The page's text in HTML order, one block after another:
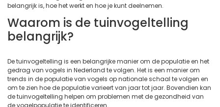
belangrijk is, hoe het werkt en hoe je kunt deelnemen.
Waarom is de tuinvogeltelling
belangrijk?
De tuinvogeltelling is een belangrijke manier om de populatie en het
gedrag van vogels in Nederland te volgen. Het is een manier om
trends in de populatie van vogels op nationale schaal te volgen en
om te zien hoe de populatie varieert van jaar tot jaar. Bovendien kan
de tuinvogeltelling helpen om problemen met de gezondheid van
de vogelpopulatie te identificeren.